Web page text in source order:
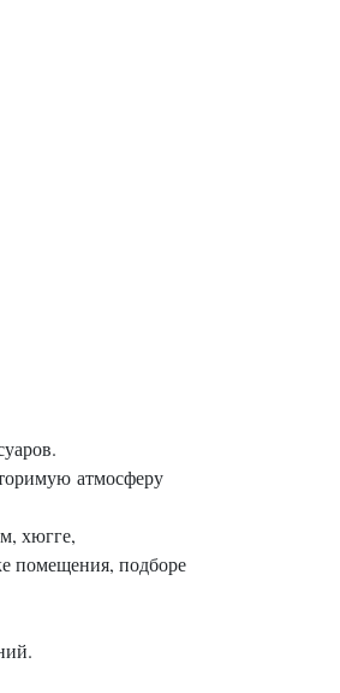
атмосферу
хюгге,
помещения, подборе